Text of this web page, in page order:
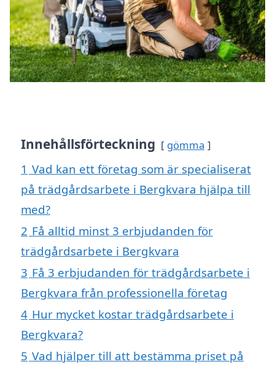
Innehållsförteckning gömma
1 Vad kan ett företag som är specialiserat
på trädgårdsarbete i Bergkvara hjälpa till
med?
2 Få alltid minst 3 erbjudanden för
trädgårdsarbete i Bergkvara
3 Få 3 erbjudanden för trädgårdsarbete i
Bergkvara från professionella företag
4 Hur mycket kostar trädgårdsarbete i
Bergkvara?
5 Vad hjälper till att bestämma priset på